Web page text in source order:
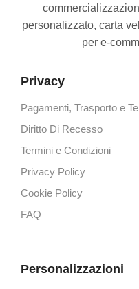
personalizzato, carta
per e-
Privacy
Pagamenti, Trasporto e
Diritto Di Recesso
Termini e Condizioni
Privacy Policy
Cookie Policy
FAQ
Personalizzazioni